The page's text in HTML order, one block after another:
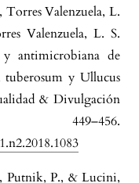
Torres Valenzuela, L.
Valenzuela, L. S.
y antimicrobiana de
tuberosum y Ullucus
& Divulgación
449–456.
Putnik, P., & Lucini,